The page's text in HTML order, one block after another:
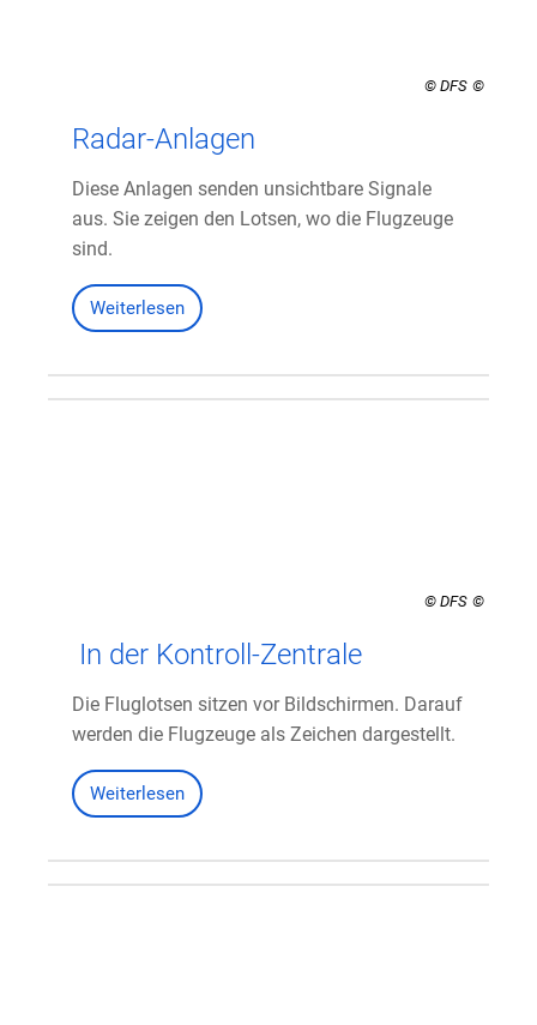
© DFS
Radar-Anlagen
Diese Anlagen senden unsichtbare Signale
aus. Sie zeigen den Lotsen, wo die Flugzeuge
sind.
Weiterlesen
© DFS
In der Kontroll-Zentrale
Die Fluglotsen sitzen vor Bildschirmen. Darauf
werden die Flugzeuge als Zeichen dargestellt.
Weiterlesen